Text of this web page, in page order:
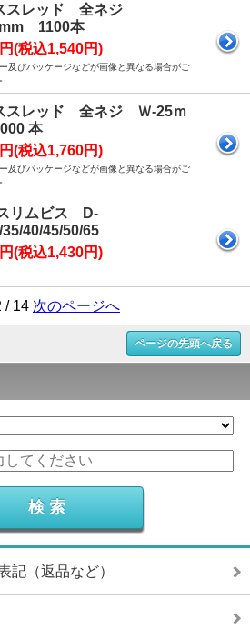
スレッド 全ネジ
1100本
(税込1,540円)
及びパッケージなどが画像と異なる場合がご
スレッド 全ネジ Ｗ-25ｍ
本
(税込1,760円)
及びパッケージなどが画像と異なる場合がご
リムビス D-
40/45/50/65
(税込1,430円)
/ 14 次のページへ
ページの先頭へ戻る
記（返品など）